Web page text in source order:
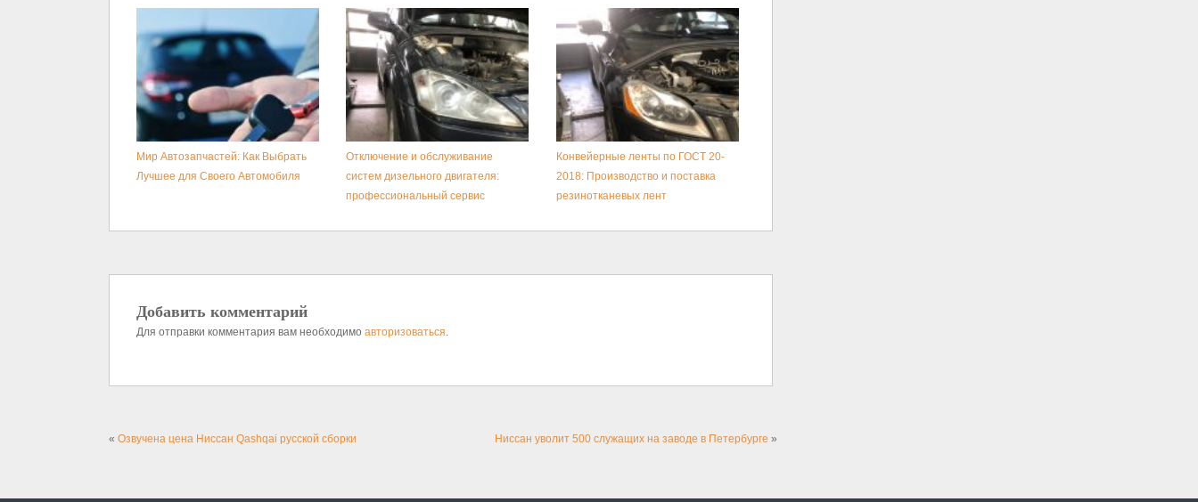
Мир Автозапчастей: Как Выбрать
Лучшее для Своего Автомобиля
Отключение и обслуживание
систем дизельного двигателя:
профессиональный сервис
Конвейерные ленты по ГОСТ 20-
2018: Производство и поставка
резинотканевых лент
Добавить комментарий
Для отправки комментария вам необходимо авторизоваться.
« Озвучена цена Ниссан Qashqai русской сборки Ниссан уволит 500 служащих на заводе в Петербурге »